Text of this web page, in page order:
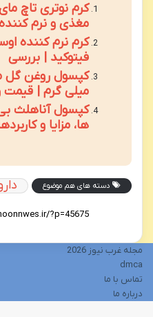
کرم نوتری تاچ
مغذی و نرم
فیتوکید | بررسی
میلی گرم | قیمت
کپسول آناهلث
ها، مزایا و
دسته های هم موضوع
مجله غرب نیوز 2026
dmca
تماس با ما
درباره ما